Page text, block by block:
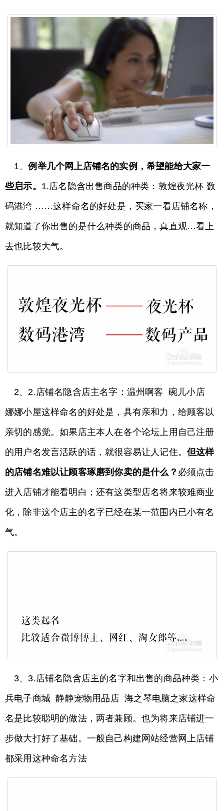
1、例举几个网上店铺名的实例，希望能给大家一
些启示。 1.店名隐含出售商品的种类：敦煌夜光杯 数
码港湾 ……这样命名的好处是，买家一看店铺名称，
就知道了你出售的是什么种类的商品，真直观…看上
去也比较大气。
2、2.店铺名隐含店主名字：温州啊客 碗儿小店
娜娜小屋这样命名的好处是，具有亲和力，给顾客以
亲切的感觉。如果店主本人在各个论坛上用自己注册
的用户名发言活跃的话，就很容易让人记住。但这样
的店铺名难以让顾客琢磨到你卖的是什么？ 必须点击
进入店铺才能看明白；还有这类型店名将来较难商业
化，除非这个店主的名字已经在某一范围内已小有名
气。
3、3.店铺名隐含店主的名字和出售的商品种类：小
兵电子商城 静静宠物用品店 海之琴电脑之家这样命
名是比较聪明的做法，两者兼顾。也为将来店铺进一
步做大打好了基础。一般自己构建网站经营网上店铺
都采用这种命名方法